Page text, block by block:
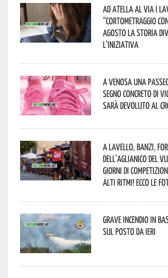
Ad Atella al via i
“Cortometraggio
agosto la storia
L’iniziativa
A Venosa una
segno concreto di
sarà devoluto al
A Lavello, Banzi,
dell’Aglianico del
giorni di
alti ritmi! Ecco le
Grave incendio in
sul posto da ieri